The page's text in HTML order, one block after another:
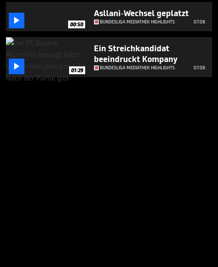
 00:50
Asllani-Wechsel geplatzt
BUNDESLIGA MEDIATHEK HIGHLIGHTS 07.08.
 01:29
Ein Streichkandidat
beeindruckt Kompany
BUNDESLIGA MEDIATHEK HIGHLIGHTS 07.08.